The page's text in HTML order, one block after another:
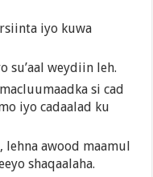
iyo kuwa
su’aal weydiin leh.
si cad
iyo cadaalad ku
awood maamul
shaqaalaha.